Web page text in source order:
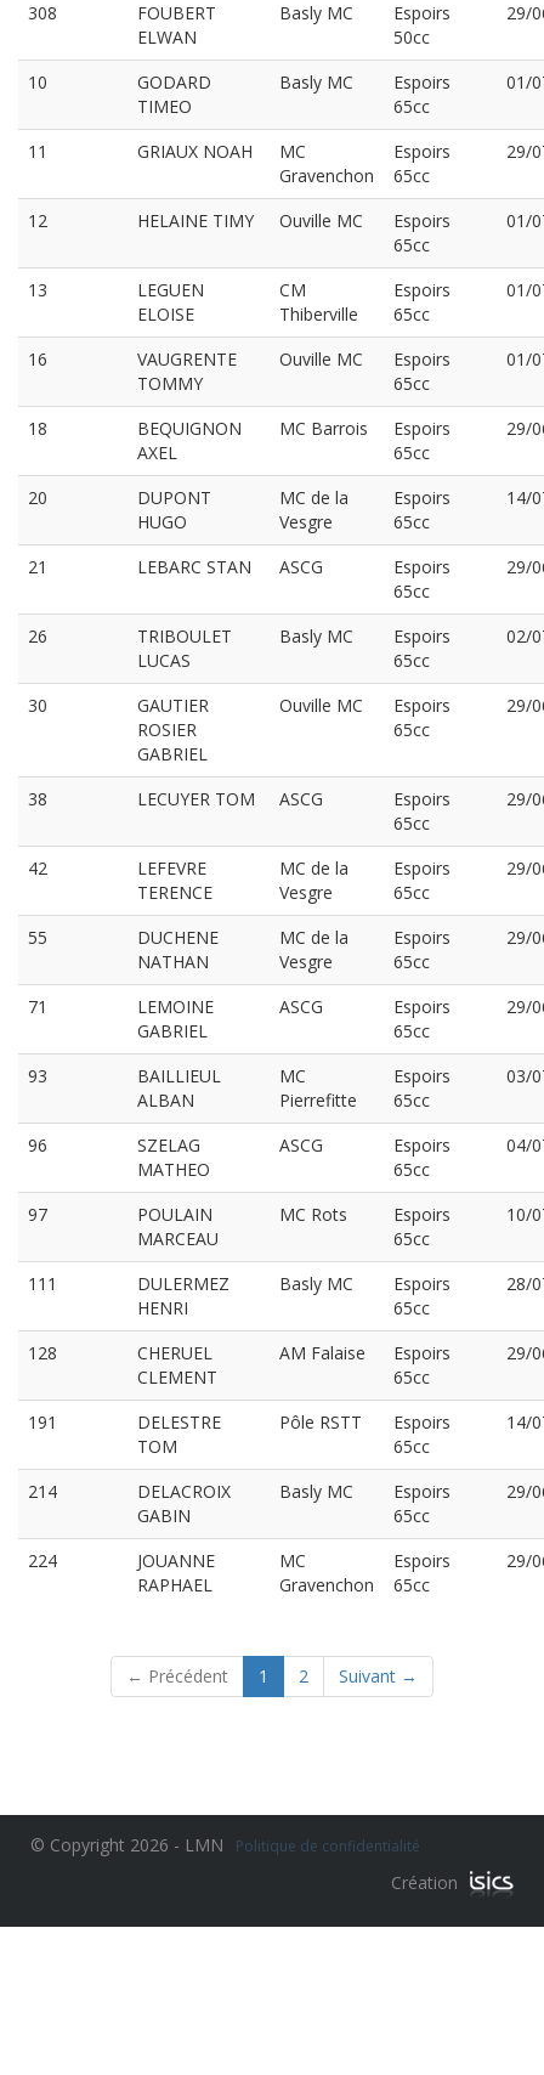
308
FOUBERT
ELWAN
Basly MC
Espoirs
50cc
29/
10
GODARD
TIMEO
Basly MC
Espoirs
65cc
01/
11 GRIAUX NOAH
MC
Gravenchon
Espoirs
65cc
29/
12 HELAINE TIMY Ouville MC
Espoirs
65cc
01/
13
LEGUEN
ELOISE
CM
Thiberville
Espoirs
65cc
01/
16
VAUGRENTE
TOMMY
Ouville MC
Espoirs
65cc
01/
18
BEQUIGNON
AXEL
MC Barrois
Espoirs
65cc
29/
20
DUPONT
HUGO
MC de la
Vesgre
Espoirs
65cc
14/
21 LEBARC STAN ASCG
Espoirs
65cc
29/
26
TRIBOULET
LUCAS
Basly MC
Espoirs
65cc
02/
30
GAUTIER
ROSIER
GABRIEL
Ouville MC
Espoirs
65cc
29/
38 LECUYER TOM ASCG
Espoirs
65cc
29/
42
LEFEVRE
TERENCE
MC de la
Vesgre
Espoirs
65cc
29/
55
DUCHENE
NATHAN
MC de la
Vesgre
Espoirs
65cc
29/
71
LEMOINE
GABRIEL
ASCG
Espoirs
65cc
29/
93
BAILLIEUL
ALBAN
MC
Pierrefitte
Espoirs
65cc
03/
96
SZELAG
MATHEO
ASCG
Espoirs
65cc
04/
97
POULAIN
MARCEAU
MC Rots
Espoirs
65cc
10/
111
DULERMEZ
HENRI
Basly MC
Espoirs
65cc
28/
128
CHERUEL
CLEMENT
AM Falaise
Espoirs
65cc
29/
191
DELESTRE
TOM
Pôle RSTT
Espoirs
65cc
14/
214
DELACROIX
GABIN
Basly MC
Espoirs
65cc
29/
224
JOUANNE
RAPHAEL
MC
Gravenchon
Espoirs
65cc
29/
← Précédent 1 (current)
2 Suivant →
© Copyright 2026 - LMN Politique de confidentialité
Création